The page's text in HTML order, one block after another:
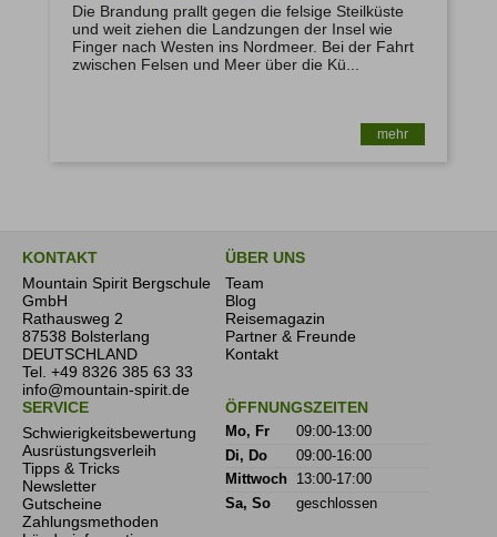
Die Brandung prallt gegen die felsige Steilküste
und weit ziehen die Landzungen der Insel wie
Finger nach Westen ins Nordmeer. Bei der Fahrt
zwischen Felsen und Meer über die Kü...
mehr
KONTAKT
Mountain Spirit Bergschule
GmbH
Rathausweg 2
87538 Bolsterlang
DEUTSCHLAND
Tel. +49 8326 385 63 33
info@mountain-spirit.de
ÜBER UNS
Team
Blog
Reisemagazin
Partner & Freunde
Kontakt
SERVICE
Schwierigkeitsbewertung
Ausrüstungsverleih
Tipps & Tricks
Newsletter
Gutscheine
Zahlungsmethoden
ÖFFNUNGSZEITEN
Mo, Fr
09:00-13:00
Di, Do
09:00-16:00
Mittwoch
13:00-17:00
Sa, So
geschlossen